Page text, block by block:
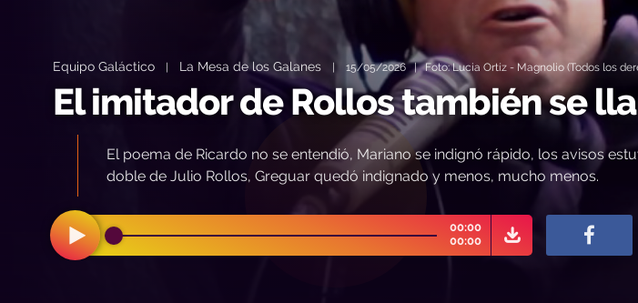
Equipo Galáctico| La Mesa de los Galanes | 15/05/2026 | Foto: Lucia Ortíz - Magnolio (Todos los
El imitador de Rollos también se
El poema de Ricardo no se entendió, Mariano se indignó rápido, los avisos
doble de Julio Rollos, Greguar quedó indignado y menos, mucho menos.
00:00
00:00